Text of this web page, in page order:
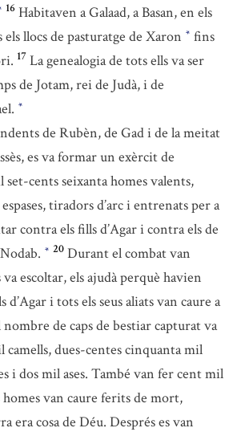
16 Habitaven a Galaad, a Basan, en els
llocs de pasturatge de Xaron * fins
17 La genealogia de tots ells va ser
de Jotam, rei de Judà, i de
*
de Rubèn, de Gad i de la meitat
es va formar un exèrcit de
cents seixanta homes valents,
tiradors d’arc i entrenats per a
contra els fills d’Agar i contra els de
* 20 Durant el combat van
escoltar, els ajudà perquè havien
i tots els seus aliats van caure a
nombre de caps de bestiar capturat va
camells, dues-centes cinquanta mil
i dos mil ases. També van fer cent mil
van caure ferits de mort,
era cosa de Déu. Després es van